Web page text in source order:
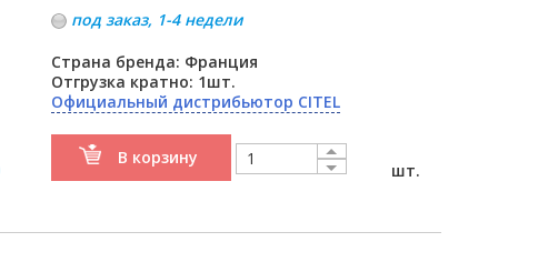
под заказ, 1-4 недели
Страна бренда: Франция
Отгрузка кратно: 1шт.
Официальный дистрибьютор CITEL
В корзину
шт.